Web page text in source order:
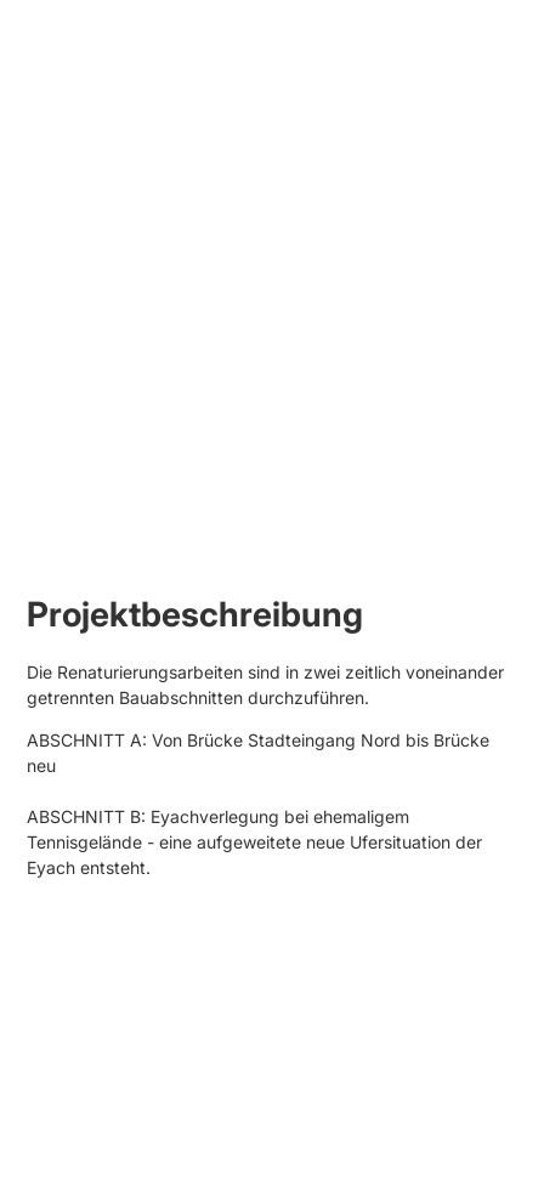
Projektbeschreibung
Die Renaturierungsarbeiten sind in zwei zeitlich voneinander
getrennten Bauabschnitten durchzuführen.
ABSCHNITT A: Von Brücke Stadteingang Nord bis Brücke
neu
ABSCHNITT B: Eyachverlegung bei ehemaligem
Tennisgelände - eine aufgeweitete neue Ufersituation der
Eyach entsteht.